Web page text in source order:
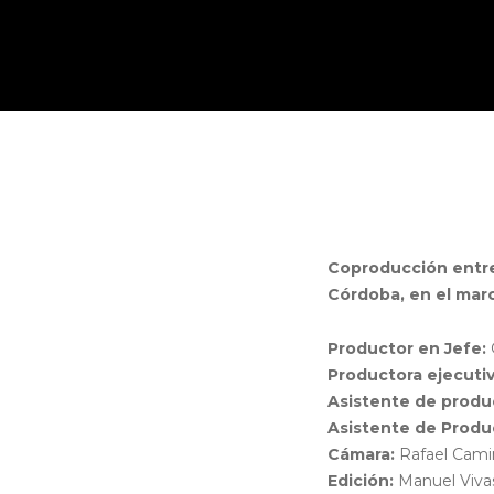
Coproducción
Córdoba, en el
Productor en Jefe:
Productora
Asistente de
Asistente de
Cámara: Rafael
Edición: Manuel